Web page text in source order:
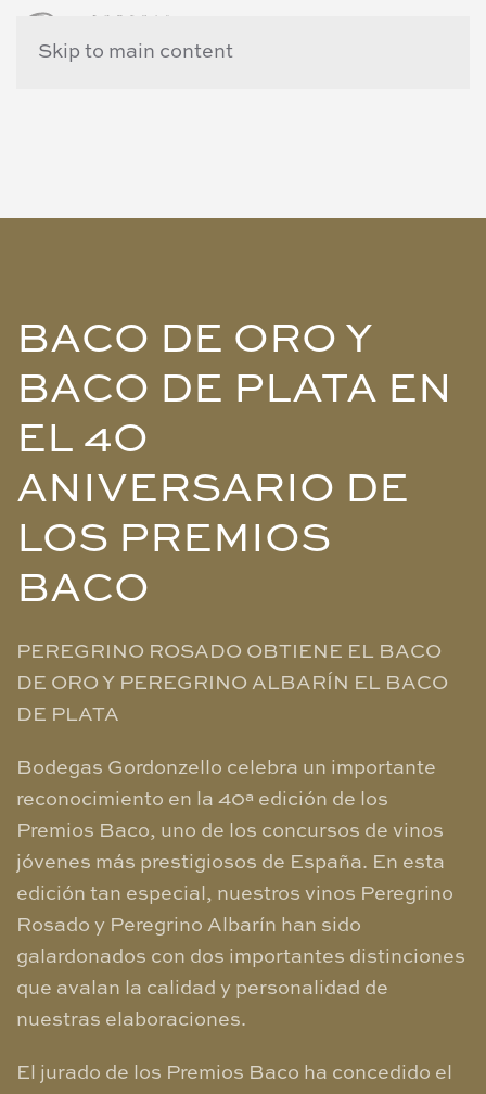
Skip to main content
BACO DE ORO Y
BACO DE PLATA EN
EL 4O
ANIVERSARIO DE
LOS PREMIOS
BACO
PEREGRINO ROSADO OBTIENE EL BACO
DE ORO Y PEREGRINO ALBARÍN EL BACO
DE PLATA
Bodegas Gordonzello celebra un importante
reconocimiento en la 40ª edición de los
Premios Baco, uno de los concursos de vinos
jóvenes más prestigiosos de España. En esta
edición tan especial, nuestros vinos Peregrino
Rosado y Peregrino Albarín han sido
galardonados con dos importantes distinciones
que avalan la calidad y personalidad de
nuestras elaboraciones.
El jurado de los Premios Baco ha concedido el